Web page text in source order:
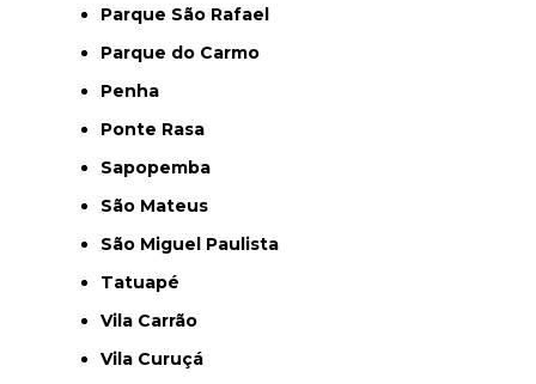
Parque São Rafael
Parque do Carmo
Penha
Ponte Rasa
Sapopemba
São Mateus
São Miguel Paulista
Tatuapé
Vila Carrão
Vila Curuçá